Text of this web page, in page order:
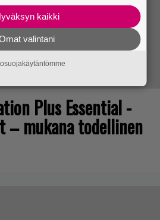
Plus Essential -
– mukana todellinen
kaikki
valintani